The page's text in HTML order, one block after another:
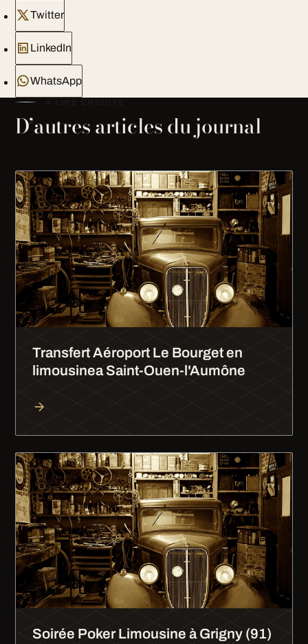
Twitter
LinkedIn
WhatsApp
D’autres articles du journal
Transfert Aéroport Le Bourget en
limousinea Saint-Ouen-l'Aumône
Soirée Poker Limousine à Grigny (91)